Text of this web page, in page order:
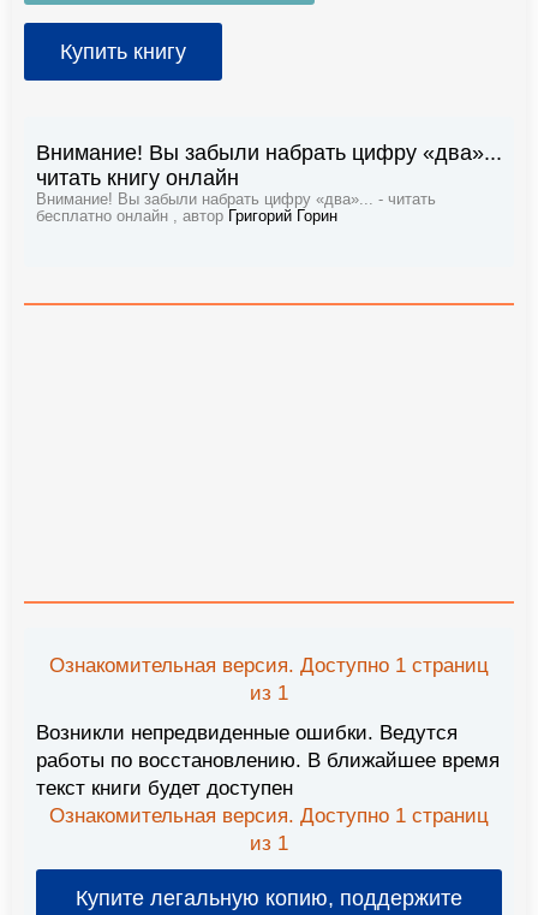
Купить книгу
Внимание! Вы забыли набрать цифру «два»...
читать книгу онлайн
Внимание! Вы забыли набрать цифру «два»... - читать
бесплатно онлайн , автор
Григорий Горин
Ознакомительная версия. Доступно 1 страниц
из 1
Возникли непредвиденные ошибки. Ведутся
работы по восстановлению. В ближайшее время
текст книги будет доступен
Ознакомительная версия. Доступно 1 страниц
из 1
Купите легальную копию, поддержите